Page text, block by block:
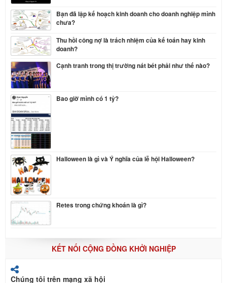
Bạn đã lập kế hoạch kinh doanh cho doanh nghiệp mình
chưa?
Thu hồi công nợ là trách nhiệm của kế toán hay kinh
doanh?
Cạnh tranh trong thị trường nát bét phải như thế nào?
Bao giờ mình có 1 tỷ?
Halloween là gì và Ý nghĩa của lễ hội Halloween?
Retes trong chứng khoán là gì?
KẾT NỐI CỘNG ĐỒNG KHỞI NGHIỆP
Chúng tôi trên mạng xã hội